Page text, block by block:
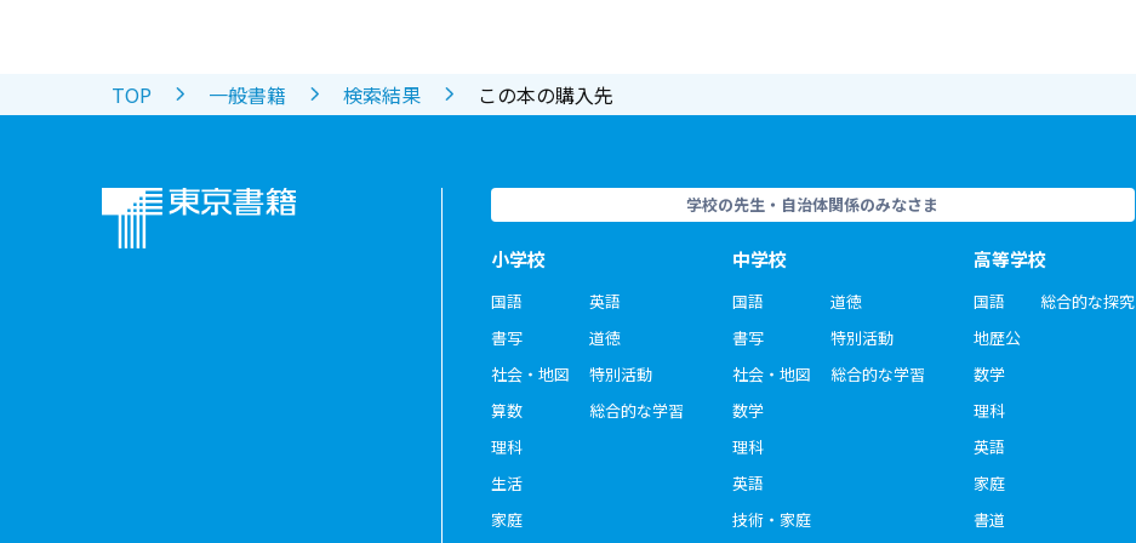
TOP 一般書籍 検索結果 この本の購入先
学校の先生・自治体関係のみなさま
小学校
国語
書写
社会・地図
算数
理科
生活
家庭
英語
道徳
特別活動
総合的な学習
中学校
国語
書写
社会・地図
数学
理科
英語
技術・家庭
道徳
特別活動
総合的な学習
高等学校
国語
地歴公
数学
理科
英語
家庭
書道
総合的な探究